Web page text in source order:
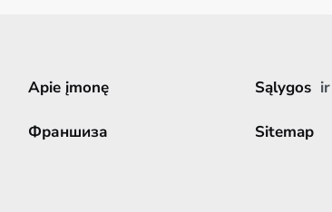
Apie įmonę
Франшиза
Sąlygos ir
Sitemap